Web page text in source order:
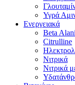
Υγρά
Ενεργειακά
Beta
Citrulline
Νιτρικά
Νιτρικά